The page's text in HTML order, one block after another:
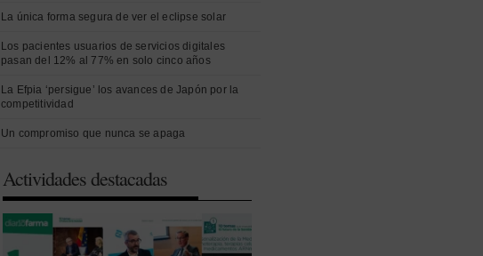
La única forma segura de ver el eclipse solar
Los pacientes usuarios de servicios digitales
pasan del 12% al 77% en solo cinco años
La Efpia ‘persigue’ los avances de Japón por la
competitividad
Un compromiso que nunca se apaga
Actividades destacadas